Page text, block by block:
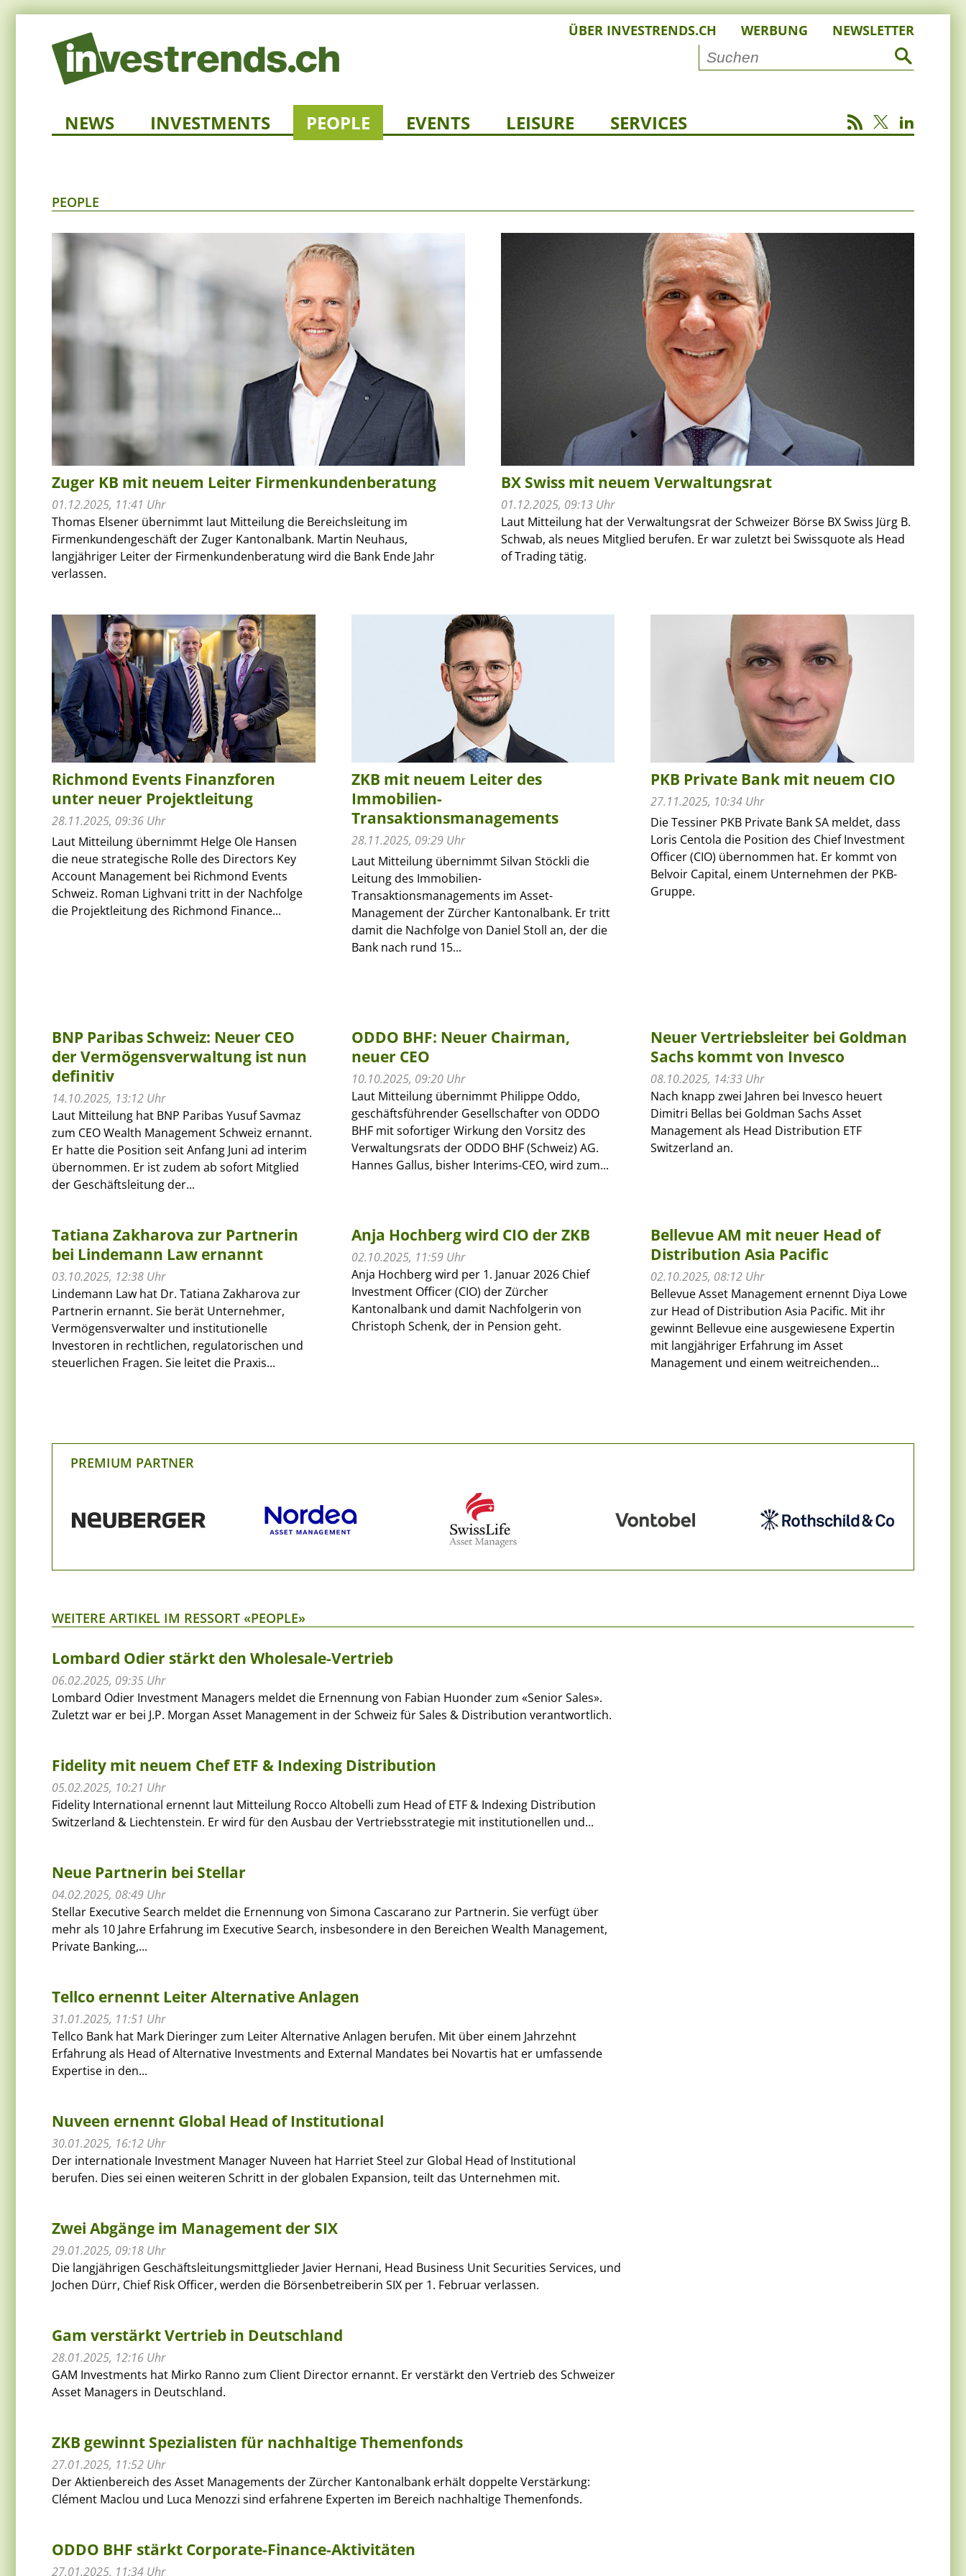
ÜBER INVESTRENDS.CH WERBUNG NEWSLETTER
NEWS INVESTMENTS PEOPLE EVENTS LEISURE SERVICES
PEOPLE
Zuger KB mit neuem Leiter Firmenkundenberatung
01.12.2025, 11:41 Uhr
Thomas Elsener übernimmt laut Mitteilung die Bereichsleitung im
Firmenkundengeschäft der Zuger Kantonalbank. Martin Neuhaus,
langjähriger Leiter der Firmenkundenberatung wird die Bank Ende Jahr
verlassen.
BX Swiss mit neuem Verwaltungsrat
01.12.2025, 09:13 Uhr
Laut Mitteilung hat der Verwaltungsrat der Schweizer Börse BX Swiss Jürg B.
Schwab, als neues Mitglied berufen. Er war zuletzt bei Swissquote als Head
of Trading tätig.
Richmond Events Finanzforen
unter neuer Projektleitung
28.11.2025, 09:36 Uhr
Laut Mitteilung übernimmt Helge Ole Hansen
die neue strategische Rolle des Directors Key
Account Management bei Richmond Events
Schweiz. Roman Lighvani tritt in der Nachfolge
die Projektleitung des Richmond Finance...
ZKB mit neuem Leiter des
Immobilien-
Transaktionsmanagements
28.11.2025, 09:29 Uhr
Laut Mitteilung übernimmt Silvan Stöckli die
Leitung des Immobilien-
Transaktionsmanagements im Asset-
Management der Zürcher Kantonalbank. Er tritt
damit die Nachfolge von Daniel Stoll an, der die
Bank nach rund 15...
PKB Private Bank mit neuem CIO
27.11.2025, 10:34 Uhr
Die Tessiner PKB Private Bank SA meldet, dass
Loris Centola die Position des Chief Investment
Officer (CIO) übernommen hat. Er kommt von
Belvoir Capital, einem Unternehmen der PKB-
Gruppe.
BNP Paribas Schweiz: Neuer CEO
der Vermögensverwaltung ist nun
definitiv
14.10.2025, 13:12 Uhr
Laut Mitteilung hat BNP Paribas Yusuf Savmaz
zum CEO Wealth Management Schweiz ernannt.
Er hatte die Position seit Anfang Juni ad interim
übernommen. Er ist zudem ab sofort Mitglied
der Geschäftsleitung der...
ODDO BHF: Neuer Chairman,
neuer CEO
10.10.2025, 09:20 Uhr
Laut Mitteilung übernimmt Philippe Oddo,
geschäftsführender Gesellschafter von ODDO
BHF mit sofortiger Wirkung den Vorsitz des
Verwaltungsrats der ODDO BHF (Schweiz) AG.
Hannes Gallus, bisher Interims-CEO, wird zum...
Neuer Vertriebsleiter bei Goldman
Sachs kommt von Invesco
08.10.2025, 14:33 Uhr
Nach knapp zwei Jahren bei Invesco heuert
Dimitri Bellas bei Goldman Sachs Asset
Management als Head Distribution ETF
Switzerland an.
Tatiana Zakharova zur Partnerin
bei Lindemann Law ernannt
03.10.2025, 12:38 Uhr
Lindemann Law hat Dr. Tatiana Zakharova zur
Partnerin ernannt. Sie berät Unternehmer,
Vermögensverwalter und institutionelle
Investoren in rechtlichen, regulatorischen und
steuerlichen Fragen. Sie leitet die Praxis...
Anja Hochberg wird CIO der ZKB
02.10.2025, 11:59 Uhr
Anja Hochberg wird per 1. Januar 2026 Chief
Investment Officer (CIO) der Zürcher
Kantonalbank und damit Nachfolgerin von
Christoph Schenk, der in Pension geht.
Bellevue AM mit neuer Head of
Distribution Asia Pacific
02.10.2025, 08:12 Uhr
Bellevue Asset Management ernennt Diya Lowe
zur Head of Distribution Asia Pacific. Mit ihr
gewinnt Bellevue eine ausgewiesene Expertin
mit langjähriger Erfahrung im Asset
Management und einem weitreichenden...
PREMIUM PARTNER
WEITERE ARTIKEL IM RESSORT «PEOPLE»
Lombard Odier stärkt den Wholesale-Vertrieb
06.02.2025, 09:35 Uhr
Lombard Odier Investment Managers meldet die Ernennung von Fabian Huonder zum «Senior Sales».
Zuletzt war er bei J.P. Morgan Asset Management in der Schweiz für Sales & Distribution verantwortlich.
Fidelity mit neuem Chef ETF & Indexing Distribution
05.02.2025, 10:21 Uhr
Fidelity International ernennt laut Mitteilung Rocco Altobelli zum Head of ETF & Indexing Distribution
Switzerland & Liechtenstein. Er wird für den Ausbau der Vertriebsstrategie mit institutionellen und...
Neue Partnerin bei Stellar
04.02.2025, 08:49 Uhr
Stellar Executive Search meldet die Ernennung von Simona Cascarano zur Partnerin. Sie verfügt über
mehr als 10 Jahre Erfahrung im Executive Search, insbesondere in den Bereichen Wealth Management,
Private Banking,...
Tellco ernennt Leiter Alternative Anlagen
31.01.2025, 11:51 Uhr
Tellco Bank hat Mark Dieringer zum Leiter Alternative Anlagen berufen. Mit über einem Jahrzehnt
Erfahrung als Head of Alternative Investments and External Mandates bei Novartis hat er umfassende
Expertise in den...
Nuveen ernennt Global Head of Institutional
30.01.2025, 16:12 Uhr
Der internationale Investment Manager Nuveen hat Harriet Steel zur Global Head of Institutional
berufen. Dies sei einen weiteren Schritt in der globalen Expansion, teilt das Unternehmen mit.
Zwei Abgänge im Management der SIX
29.01.2025, 09:18 Uhr
Die langjährigen Geschäftsleitungsmittglieder Javier Hernani, Head Business Unit Securities Services, und
Jochen Dürr, Chief Risk Officer, werden die Börsenbetreiberin SIX per 1. Februar verlassen.
Gam verstärkt Vertrieb in Deutschland
28.01.2025, 12:16 Uhr
GAM Investments hat Mirko Ranno zum Client Director ernannt. Er verstärkt den Vertrieb des Schweizer
Asset Managers in Deutschland.
ZKB gewinnt Spezialisten für nachhaltige Themenfonds
27.01.2025, 11:52 Uhr
Der Aktienbereich des Asset Managements der Zürcher Kantonalbank erhält doppelte Verstärkung:
Clément Maclou und Luca Menozzi sind erfahrene Experten im Bereich nachhaltige Themenfonds.
ODDO BHF stärkt Corporate-Finance-Aktivitäten
27.01.2025, 11:34 Uhr